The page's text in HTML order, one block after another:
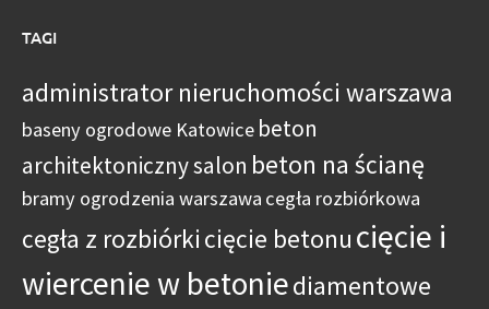
TAGI
administrator nieruchomości warszawa
baseny ogrodowe Katowice beton
architektoniczny salon beton na ścianę
bramy ogrodzenia warszawa cegła rozbiórkowa
cegła z rozbiórki cięcie betonu cięcie i
wiercenie w betoniediamentowe